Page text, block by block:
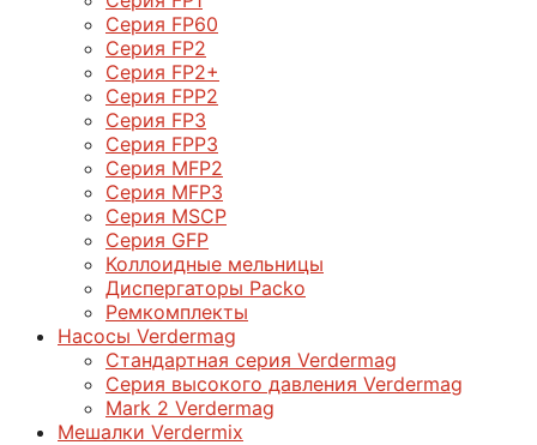
Серия FP60
Серия FP2
Серия FP2+
Серия FPP2
Серия FP3
Серия FPP3
Серия МFP2
Серия МFP3
Серия MSCP
Серия GFP
Коллоидные мельницы
Диспергаторы Packo
Ремкомплекты
Насосы Verdermag
Стандартная серия Verdermag
Серия высокого давления Verdermag
Mark 2 Verdermag
Мешалки Verdermix